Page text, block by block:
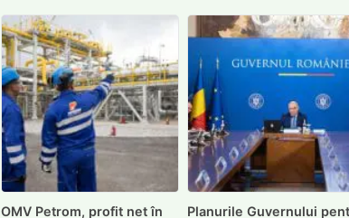
OMV Petrom, profit net în
Planurile Guvernului